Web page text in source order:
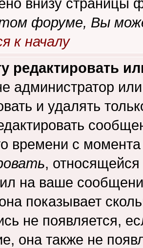
внизу страницы
форуме, Вы
к началу
редактировать
администратор
и удалять
времени с
,
на ваше
показывает
не появляется,
она также не